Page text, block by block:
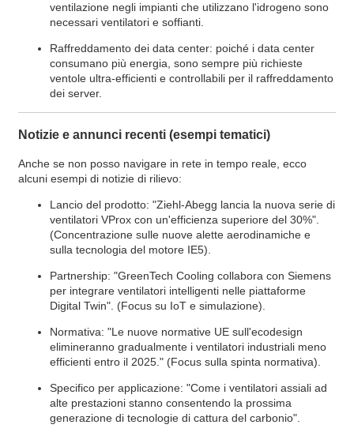
ventilazione negli impianti che utilizzano l'idrogeno sono
necessari ventilatori e soffianti.
Raffreddamento dei data center: poiché i data center
consumano più energia, sono sempre più richieste
ventole ultra-efficienti e controllabili per il raffreddamento
dei server.
Notizie e annunci recenti (esempi tematici)
Anche se non posso navigare in rete in tempo reale, ecco
alcuni esempi di notizie di rilievo:
Lancio del prodotto: "Ziehl-Abegg lancia la nuova serie di
ventilatori VProx con un'efficienza superiore del 30%".
(Concentrazione sulle nuove alette aerodinamiche e
sulla tecnologia del motore IE5).
Partnership: "GreenTech Cooling collabora con Siemens
per integrare ventilatori intelligenti nelle piattaforme
Digital Twin". (Focus su IoT e simulazione).
Normativa: "Le nuove normative UE sull'ecodesign
elimineranno gradualmente i ventilatori industriali meno
efficienti entro il 2025." (Focus sulla spinta normativa).
Specifico per applicazione: "Come i ventilatori assiali ad
alte prestazioni stanno consentendo la prossima
generazione di tecnologie di cattura del carbonio".